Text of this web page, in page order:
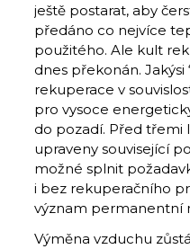
ještě postarat, aby
předáno co nejvíce
použitého. Ale kult
dnes překonán. Jakýsi
rekuperace v
pro vysoce
do pozadí. Před třemi
upraveny související
možné splnit
i bez rekuperačního
význam permanentní
Výměna vzduchu